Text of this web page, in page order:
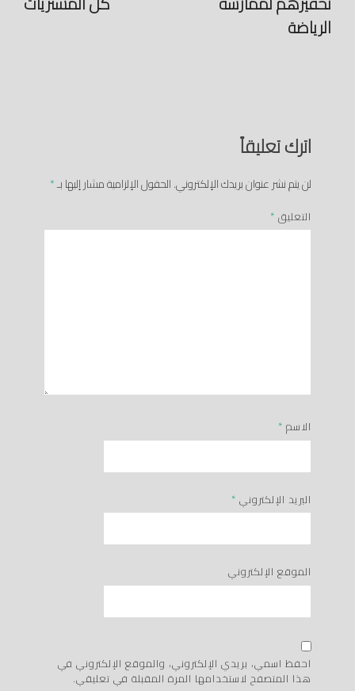
الرياضة
اترك تعليقاً
لن يتم نشر عنوان بريدك الإلكتروني.الحقول الإلزامية مشار إليها بـ*
التعليق *
الاسم *
البريد الإلكتروني *
الموقع الإلكتروني
احفظ اسمي، بريدي الإلكتروني، والموقع الإلكتروني في
هذا المتصفح لاستخدامها المرة المقبلة في تعليقي.